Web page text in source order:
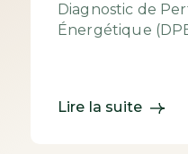
Diagnostic de
Énergétique
Lire la suite